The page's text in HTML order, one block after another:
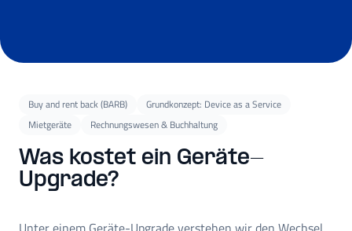
Buy and rent back (BARB)
Grundkonzept: Device as a Service
Mietgeräte
Rechnungswesen & Buchhaltung
Was kostet ein Geräte-
Upgrade?